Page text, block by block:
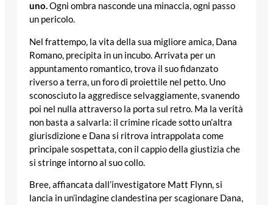
uno.Ogni ombra nasconde una minaccia, ogni passo
un pericolo.
Nel frattempo, la vita della sua migliore amica, Dana
Romano, precipita in un incubo. Arrivata per un
appuntamento romantico, trova il suo fidanzato
riverso a terra, un foro di proiettile nel petto. Uno
sconosciuto la aggredisce selvaggiamente, svanendo
poi nel nulla attraverso la porta sul retro. Ma la verità
non basta a salvarla: il crimine ricade sotto un’altra
giurisdizione e Dana si ritrova intrappolata come
principale sospettata, con il cappio della giustizia che
si stringe intorno al suo collo.
Bree, affiancata dall’investigatore Matt Flynn, si
lancia in un’indagine clandestina per scagionare Dana,